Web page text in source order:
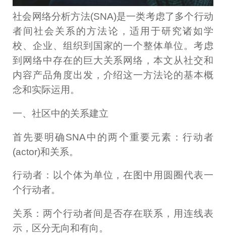
社会网络分析方法(SNA)是一类考虑了多个行动
者间社会关系的方法论，适用于研究诸如学
校、企业、组织到国家的一个整体单位。考虑
到网络中存在的巨大关系网络，本文从社交和
内容产品角度出发，介绍这一方法论的基本概
念和实际运用。
一、社区中的关系建立
首先要明确SNA中的两个重要元素：行动者
(actor)和关系。
行动者：以个体为单位，在图中用圆圈代表一
个行动者。
关系：两个行动者间是否存在联系，用连线表
示，区分无向和有向。